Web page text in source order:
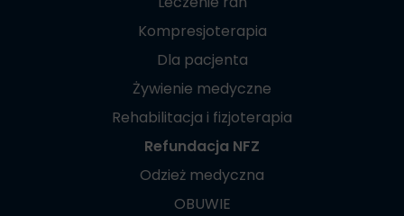
Kompresjoterapia
Dla pacjenta
Żywienie medyczne
Rehabilitacja i fizjoterapia
Refundacja NFZ
Odzież medyczna
OBUWIE